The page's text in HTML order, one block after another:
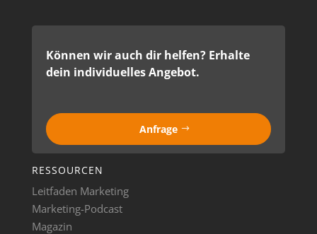
Können wir auch dir helfen? Erhalte
dein individuelles Angebot.
Anfrage
RESSOURCEN
Leitfaden Marketing
Marketing-Podcast
Magazin